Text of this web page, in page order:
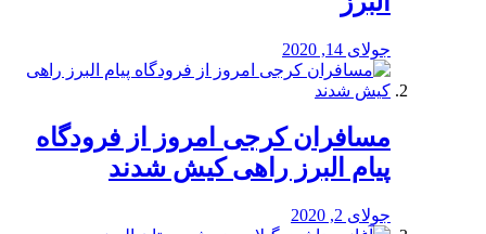
جولای 14, 2020
مسافران کرجی امروز از فرودگاه
پیام البرز راهی کیش شدند
جولای 2, 2020